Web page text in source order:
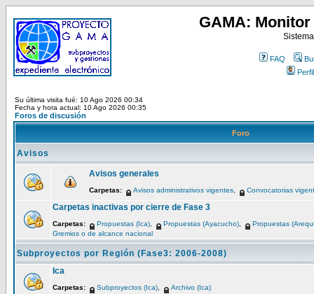
GAMA:
FAQ
Perfil
Su última visita fué: 10 Ago 2026 00:34
Fecha y hora actual: 10 Ago 2026 00:35
Foros de discusión
Foro
Avisos
Avisos generales
Carpetas: Avisos administrativos vigentes Convocatorias
Carpetas inactivas por cierre de Fase 3
Carpetas: Propuestas (Ica) Propuestas (Ayacucho)
Propuestas
Gremios o de alcance nacional
Subproyectos por Región (Fase3: 2006-2008)
Ica
Carpetas: Subproyectos (Ica) Archivo (Ica)